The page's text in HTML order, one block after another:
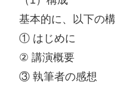
基本的に、以下の
① はじめに
② 講演概要
③ 執筆者の感想